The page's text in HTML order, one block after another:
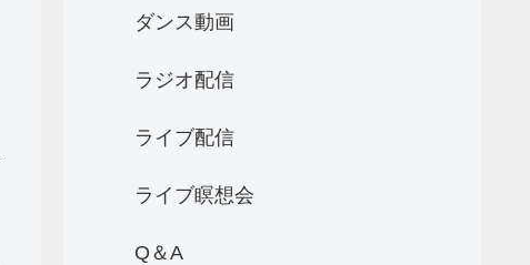
ダンス動画
ラジオ配信
ライブ配信
ライブ瞑想会
Q＆A